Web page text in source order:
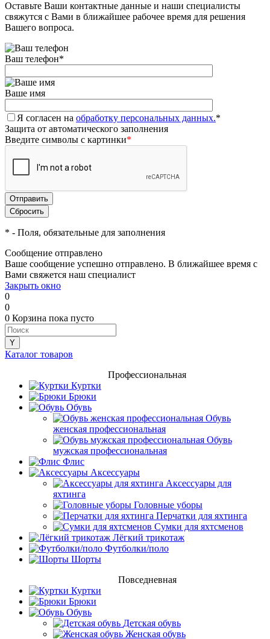
Оставьте Ваши контактные данные и наши специалисты
свяжутся с Вами в ближайшее рабочее время для решения
Вашего вопроса.
Ваш телефон*
Ваше имя
Я согласен на обработку персональных данных.*
Защита от автоматического заполнения
Введите символы с картинки*
* - Поля, обязательные для заполнения
Сообщение отправлено
Ваше сообщение успешно отправлено. В ближайшее время с
Вами свяжется наш специалист
Закрыть окно
0
0
0 Корзина пока пусто
Каталог товаров
Профессиональная
Куртки
Брюки
Обувь
Обувь
женская профессиональная
Обувь
мужская профессиональная
Флис
Аксессуары
Аксессуары для
яхтинга
Головные уборы
Перчатки для яхтинга
Сумки для яхтсменов
Лёгкий трикотаж
Футболки/поло
Шорты
Повседневная
Куртки
Брюки
Обувь
Детская обувь
Женская обувь